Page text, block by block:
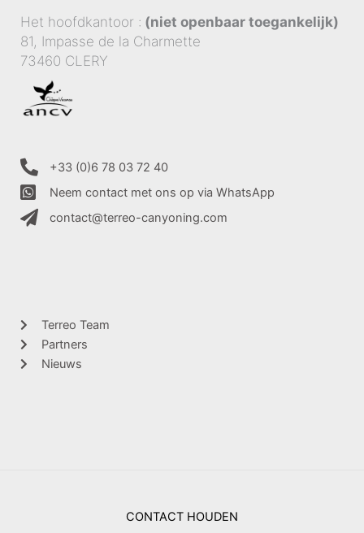
Het hoofdkantoor : (niet openbaar toegankelijk)
81, Impasse de la Charmette
73460 CLERY
+33 (0)6 78 03 72 40
Neem contact met ons op via WhatsApp
contact@terreo-canyoning.com
Terreo Team
Partners
Nieuws
CONTACT HOUDEN